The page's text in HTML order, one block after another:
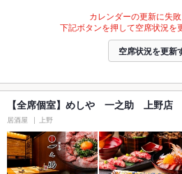
カレンダーの更新に失敗
下記ボタンを押して空席状況を
空席状況を更新
【全席個室】めしや 一之助 上野店
居酒屋 上野